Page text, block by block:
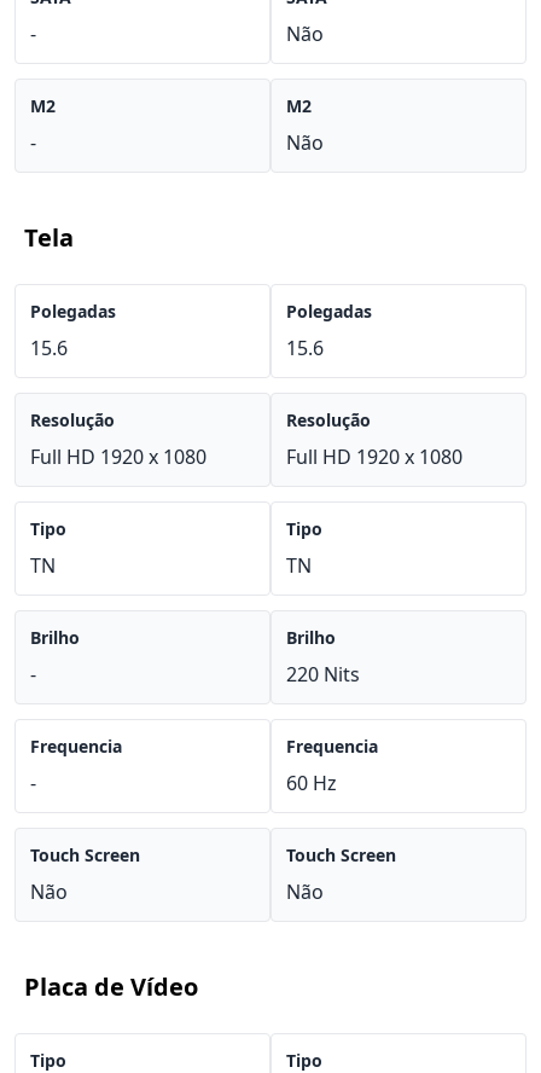
-
M2
-
Não
M2
Não
Tela
Polegadas
15.6
Resolução
Full HD 1920 x 1080
Tipo
TN
Brilho
-
Frequencia
-
Touch Screen
Não
Polegadas
15.6
Resolução
Full HD 1920 x 1080
Tipo
TN
Brilho
220 Nits
Frequencia
60 Hz
Touch Screen
Não
Placa de Vídeo
Tipo Tipo